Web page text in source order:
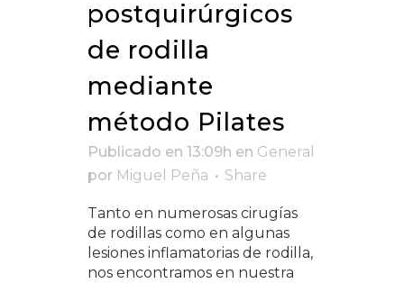
postquirúrgicos
de rodilla
mediante
método Pilates
Publicado en 13:09h en General
por Miguel Peña Share
Tanto en numerosas cirugías
de rodillas como en algunas
lesiones inflamatorias de rodilla,
nos encontramos en nuestra